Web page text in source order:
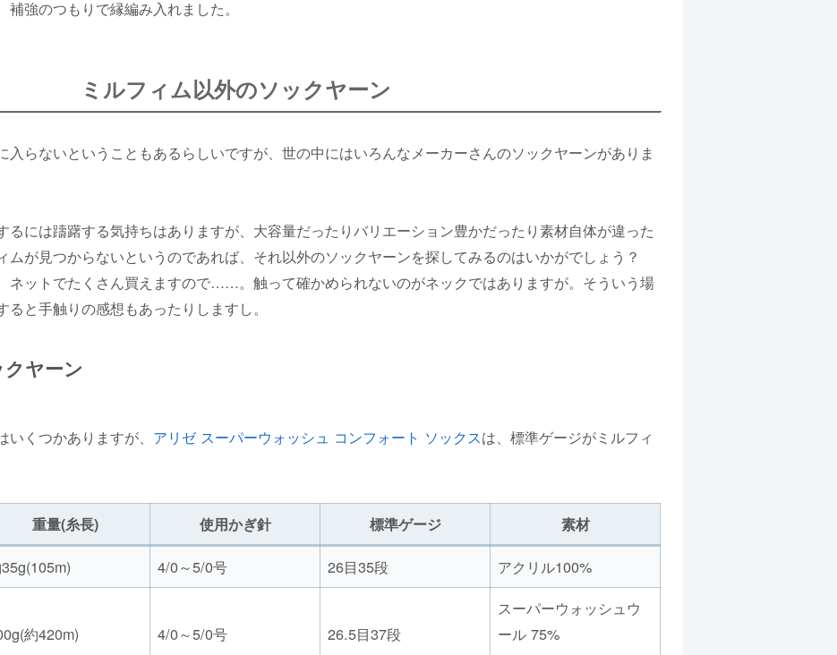
強のつもりで縁編み入れました。
ミルフィム以外のソックヤーン
入らないということもあるらしいですが、世の中にはいろんなメーカーさんのソックヤーンがありま
るには躊躇する気持ちはありますが、大容量だったりバリエーション豊かだったり素材自体が違った
ムが見つからないというのであれば、それ以外のソックヤーンを探してみるのはいかがでしょう？
ネットでたくさん買えますので……。触って確かめられないのがネックではありますが。そういう場
と手触りの感想もあったりしますし。
ヤーン
くつかありますが、 アリゼ スーパーウォッシュ コンフォート ソックスは、標準ゲージがミルフィ
重量(糸長) 使用かぎ針 標準ゲージ 素材
4/0～5/0号 26目35段
アクリル100%
約420m) 4/0～5/0号 26.5目37段
スーパーウォッシュウ
ール 75%